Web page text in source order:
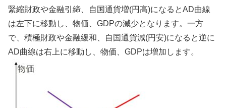
緊縮財政や金融引締、自国通貨増(円高)になるとAD曲線
は左下に移動し、物価、GDPの減少となります。一方
で、積極財政や金融緩和、自国通貨減(円安)になると逆に
AD曲線は右上に移動し、物価、GDPは増加します。